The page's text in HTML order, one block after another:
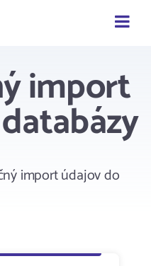
import
import údajov do